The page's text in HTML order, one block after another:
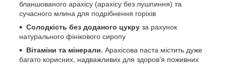
бланшованого арахісу (арахісу без лушпиння) та
сучасного млина для подрібнення горіхів
Солодкість без доданого цукру за рахунок
натурального фінікового сиропу
Вітаміни та мінерали. Арахісова паста містить дуже
багато корисних, надважливих для здоров’я поживних